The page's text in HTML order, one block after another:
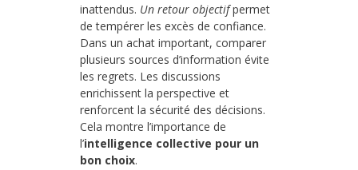
inattendus. Un retour objectifpermet
de tempérer les excès de confiance.
Dans un achat important, comparer
plusieurs sources d’information évite
les regrets. Les discussions
enrichissent la perspective et
renforcent la sécurité des décisions.
Cela montre l’importance de
l’intelligence collective pour un
bon choix.